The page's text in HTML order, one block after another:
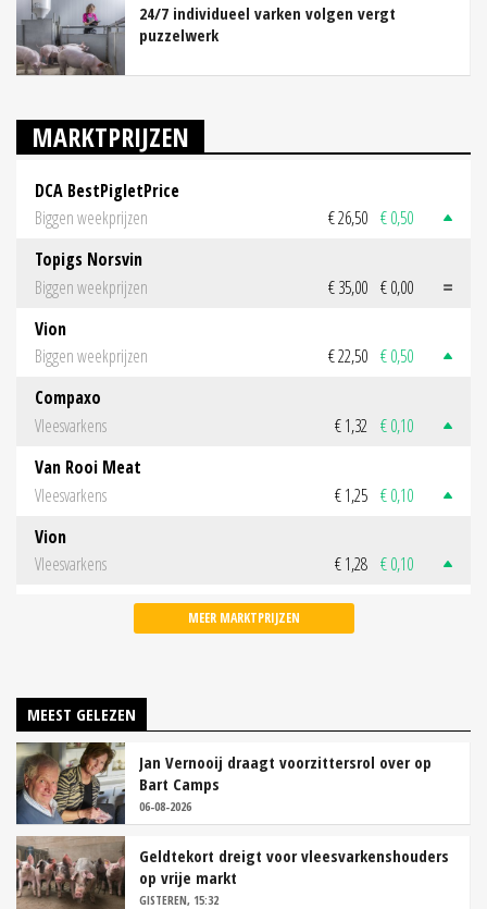
24/7 individueel varken volgen vergt
puzzelwerk
MARKTPRIJZEN
DCA BestPigletPrice
Biggen weekprijzen
€ 26,50 € 0,50
Topigs Norsvin
Biggen weekprijzen
€ 35,00 € 0,00
Vion
Biggen weekprijzen
€ 22,50 € 0,50
Compaxo
Vleesvarkens
€ 1,32 € 0,10
Van Rooi Meat
Vleesvarkens
€ 1,25 € 0,10
Vion
Vleesvarkens
€ 1,28 € 0,10
MEER MARKTPRIJZEN
MEEST GELEZEN
Jan Vernooij draagt voorzittersrol over op
Bart Camps
06-08-2026
Geldtekort dreigt voor vleesvarkenshouders
op vrije markt
GISTEREN, 15:32